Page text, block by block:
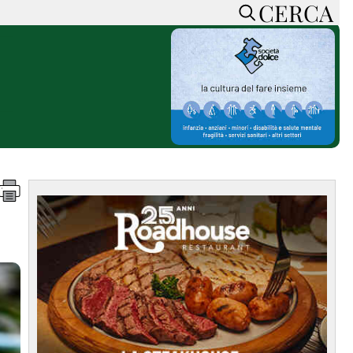
CERCA
ACCEDI o REGISTRATI
CONTATTI
CON NOI
SOSTIENI LA PRESSA
CONOSCI LA PRESSA
COOKIE POLICY
PRIVACY POLICY
FEED RSS
MAPPA DEL SITO
NORMATIVE
DEONTOLOGICHE
CERCA